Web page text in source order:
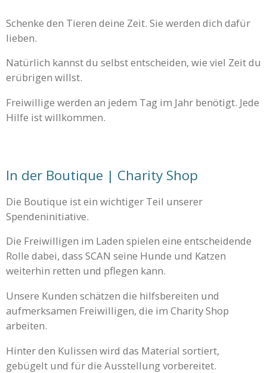
Schenke den Tieren deine Zeit. Sie werden dich dafür
lieben.
Natürlich kannst du selbst entscheiden, wie viel Zeit du
erübrigen willst.
Freiwillige werden an jedem Tag im Jahr benötigt. Jede
Hilfe ist willkommen.
In der Boutique | Charity Shop
Die Boutique ist ein wichtiger Teil unserer
Spendeninitiative.
Die Freiwilligen im Laden spielen eine entscheidende
Rolle dabei, dass SCAN seine Hunde und Katzen
weiterhin retten und pflegen kann.
Unsere Kunden schätzen die hilfsbereiten und
aufmerksamen Freiwilligen, die im Charity Shop
arbeiten.
Hinter den Kulissen wird das Material sortiert,
gebügelt und für die Ausstellung vorbereitet.